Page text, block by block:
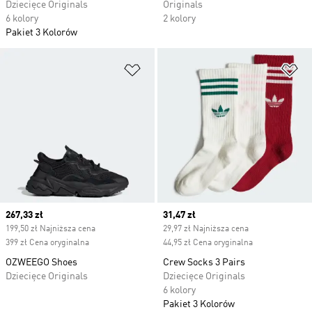
Dziecięce Originals
6 kolory
Pakiet 3 Kolorów
Originals
2 kolory
Dodaj do listy życzeń
Current price
267,33 zł
199,50 zł Najniższa cena
399 zł Cena oryginalna
OZWEEGO Shoes
Dziecięce Originals
Current price
31,47 zł
29,97 zł Najniższa cena
44,95 zł Cena oryginalna
Crew Socks 3 Pairs
Dziecięce Originals
6 kolory
Pakiet 3 Kolorów